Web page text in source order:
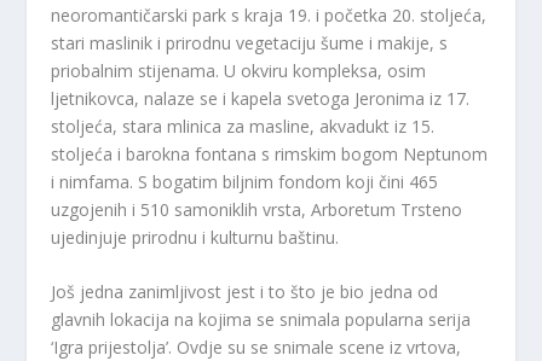
neoromantičarski park s kraja 19. i početka 20. stoljeća,
stari maslinik i prirodnu vegetaciju šume i makije, s
priobalnim stijenama. U okviru kompleksa, osim
ljetnikovca, nalaze se i kapela svetoga Jeronima iz 17.
stoljeća, stara mlinica za masline, akvadukt iz 15.
stoljeća i barokna fontana s rimskim bogom Neptunom
i nimfama. S bogatim biljnim fondom koji čini 465
uzgojenih i 510 samoniklih vrsta, Arboretum Trsteno
ujedinjuje prirodnu i kulturnu baštinu.
Još jedna zanimljivost jest i to što je bio jedna od
glavnih lokacija na kojima se snimala popularna serija
‘Igra prijestolja’. Ovdje su se snimale scene iz vrtova,